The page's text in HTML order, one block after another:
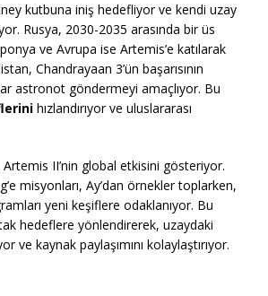
kutbuna iniş hedefliyor ve kendi uzay
Rusya, 2030-2035 arasında bir üs
ve Avrupa ise Artemis’e katılarak
Chandrayaan 3’ün başarısının
astronot göndermeyi amaçlıyor. Bu
hızlandırıyor ve uluslararası
Artemis II’nin global etkisini gösteriyor.
misyonları, Ay’dan örnekler toplarken,
yeni keşiflere odaklanıyor. Bu
hedeflere yönlendirerek, uzaydaki
ve kaynak paylaşımını kolaylaştırıyor.